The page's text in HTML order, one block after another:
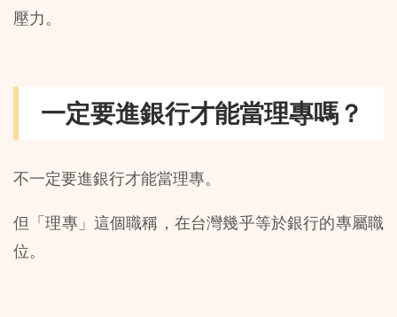
壓力。
一定要進銀行才能當理專嗎？
不一定要進銀行才能當理專。
但「理專」這個職稱，在台灣幾乎等於銀行的專屬職
位。